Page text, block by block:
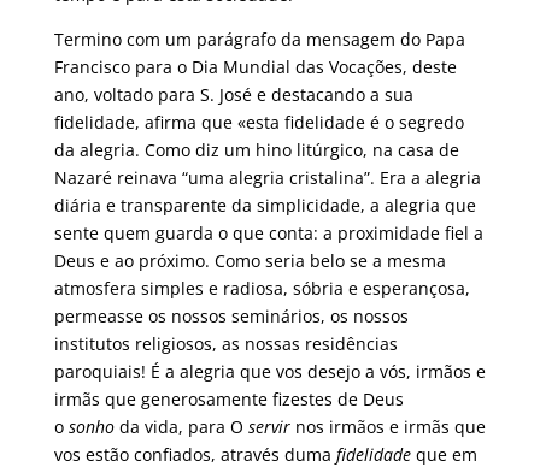
Termino com um parágrafo da mensagem do Papa
Francisco para o Dia Mundial das Vocações, deste
ano, voltado para S. José e destacando a sua
fidelidade, afirma que «esta fidelidade é o segredo
da alegria. Como diz um hino litúrgico, na casa de
Nazaré reinava “uma alegria cristalina”. Era a alegria
diária e transparente da simplicidade, a alegria que
sente quem guarda o que conta: a proximidade fiel a
Deus e ao próximo. Como seria belo se a mesma
atmosfera simples e radiosa, sóbria e esperançosa,
permeasse os nossos seminários, os nossos
institutos religiosos, as nossas residências
paroquiais! É a alegria que vos desejo a vós, irmãos e
irmãs que generosamente fizestes de Deus
o sonhoda vida, para O servirnos irmãos e irmãs que
vos estão confiados, através duma fidelidadeque em